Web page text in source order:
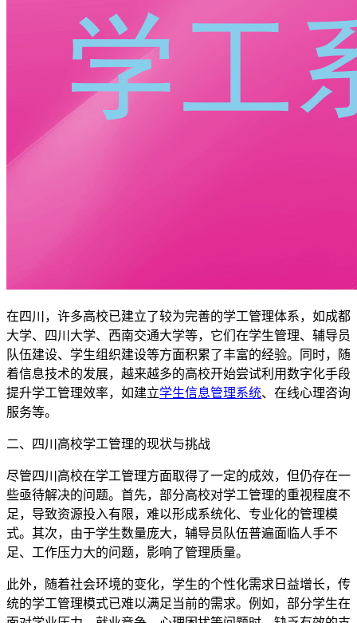
在四川，许多高校已建立了较为完善的学工管理体系，如成都
大学、四川大学、西南交通大学等，它们在学生管理、辅导员
队伍建设、学生组织建设等方面积累了丰富的经验。同时，随
着信息技术的发展，越来越多的高校开始尝试利用数字化手段
提升学工管理效率，如建立学生信息管理系统、在线心理咨询
服务等。
二、四川高校学工管理的现状与挑战
尽管四川高校在学工管理方面取得了一定的成效，但仍存在一
些亟待解决的问题。首先，部分高校对学工管理的重视程度不
足，导致资源投入有限，难以形成系统化、专业化的管理模
式。其次，由于学生数量庞大，辅导员队伍普遍面临人手不
足、工作压力大的问题，影响了管理质量。
此外，随着社会环境的变化，学生的个性化需求日益增长，传
统的学工管理模式已难以满足当前的需求。例如，部分学生在